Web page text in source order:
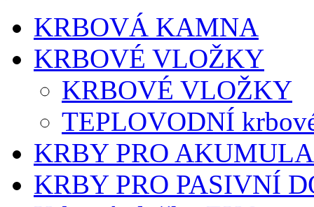
KRBOVÁ KAMNA
KRBOVÉ VLOŽKY
KRBOVÉ VLOŽKY
TEPLOVODNÍ
KRBY PRO
KRBY PRO PASIVNÍ